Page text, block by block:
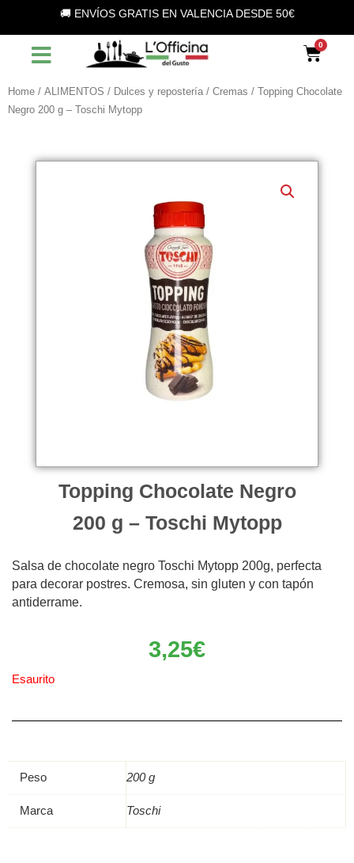
contenuto
🚚 ENVÍOS GRATIS EN VALENCIA DESDE 50€
Home / ALIMENTOS / Dulces y repostería / Cremas / Topping Chocolate
Negro 200 g – Toschi Mytopp
Topping Chocolate Negro
200 g – Toschi Mytopp
Salsa de chocolate negro Toschi Mytopp 200g, perfecta
para decorar postres. Cremosa, sin gluten y con tapón
antiderrame.
3,25€
Esaurito
Peso 200 g
Marca Toschi